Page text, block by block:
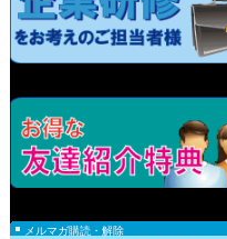
メルマガ購読・解除